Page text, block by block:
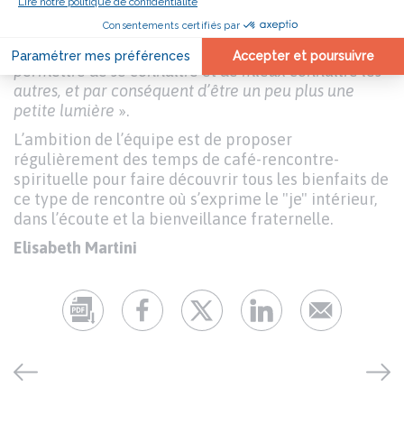
participant, pendant qu’un autre a souligné
l’importance de ce temps spirituel d’écoute et de
partage, très apprécié : «
Partager du temps, c’est
permettre de se connaître et de mieux connaître les
autres, et par conséquent d’être un peu plus une
petite lumière ».
L’ambition de l’équipe est de proposer
régulièrement des temps de café-rencontre-
spirituelle pour faire découvrir tous les bienfaits de
ce type de rencontre où s’exprime le "je" intérieur,
dans l’écoute et la bienveillance fraternelle.
Elisabeth Martini